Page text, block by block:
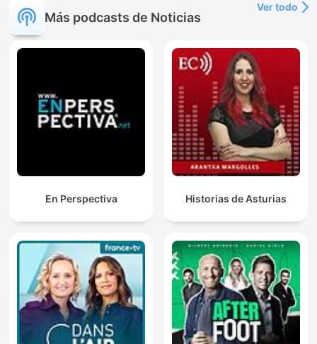
Más podcasts de Noticias
Ver todo
En Perspectiva Historias de Asturias